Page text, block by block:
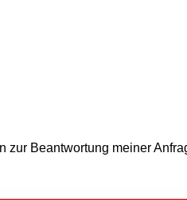
Beantwortung meiner